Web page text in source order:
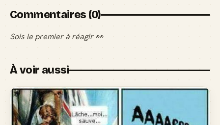
Commentaires (0)
Sois le premier à réagir 👀
À voir aussi